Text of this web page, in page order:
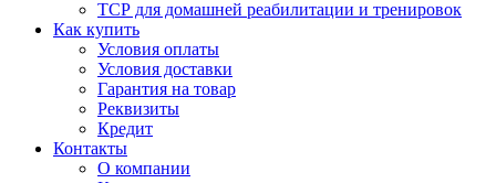
ТСР для домашней реабилитации и тренировок
Как купить
Условия оплаты
Условия доставки
Гарантия на товар
Реквизиты
Кредит
Контакты
О компании